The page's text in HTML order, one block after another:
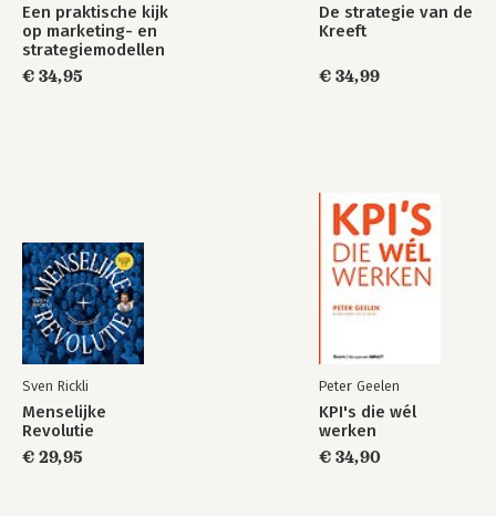
De strategie van de
Kreeft
Route 9: ‘Cocreëren’
Giffgaff
Route 10: ‘Behoeftegedreven aanbieden’
GoCar Tours
4. Realisatie van een nieuw businessmodel
5. Aan de slag
Nawoord
Geraadpleegde managementliteratuur
Interviews
Over de auteurs
Registers
Een praktische kijk
op marketing- en
strategiemodellen
€ 34,95
De strategie van de
Kreeft
€ 34,99
Sven Rickli
Menselijke
Revolutie
€ 29,95
Peter Geelen
KPI's die wél
werken
€ 34,90